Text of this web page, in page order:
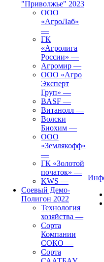
"Приволжье" 2023
ООО
«АгроЛаб»
—
ГК
«Агролига
России» —
Агромир —
ООО «Агро
Эксперт
Груп» —
BASF —
Витанолл —
Волски
Биохим —
ООО
«Землякофф»
—
ГК «Золотой
початок» —
KWS —
Соевый Демо-
Полигон 2022
Технология
хозяйства —
Сорта
Компании
СОКО —
Сорта